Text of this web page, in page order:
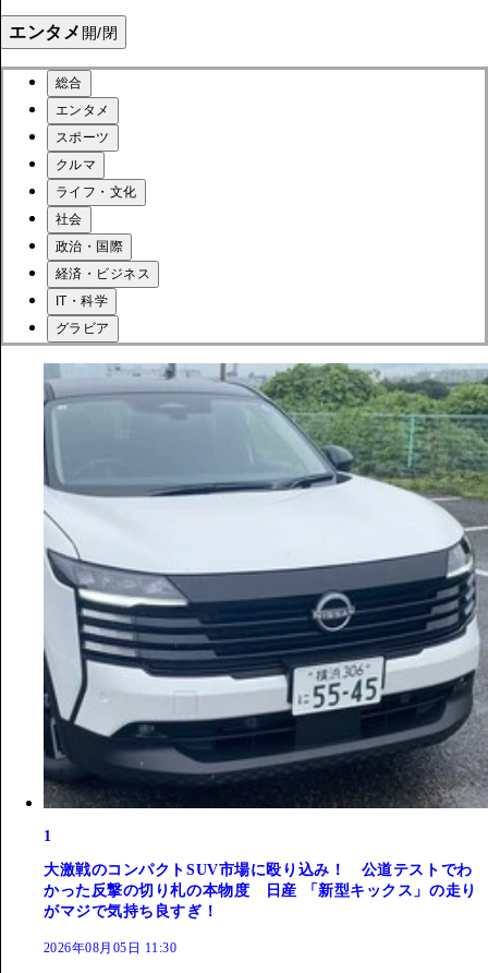
エンタメ 開/閉
総合
エンタメ
スポーツ
クルマ
ライフ・文化
社会
政治・国際
経済・ビジネス
IT・科学
グラビア
1
大激戦のコンパクトSUV市場に殴り込み！ 公道テストでわ
かった反撃の切り札の本物度 日産 「新型キックス」の走り
がマジで気持ち良すぎ！
2026年08月05日 11:30